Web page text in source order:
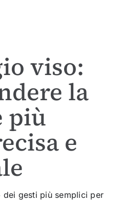
viso:
la
più
e
dei gesti più semplici per